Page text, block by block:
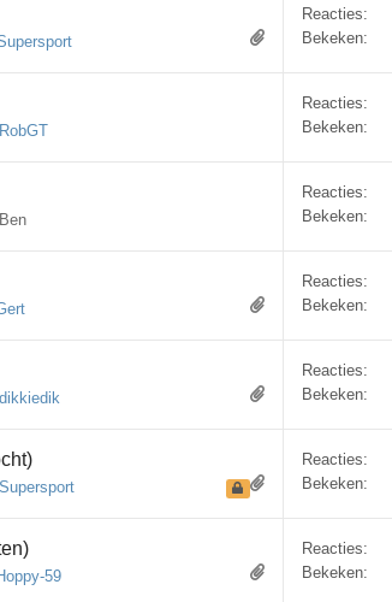
Reacties:
Bekeken:
RobGT
Reacties:
Bekeken:
Ben
Reacties:
Bekeken:
Reacties:
Bekeken:
dikkiedik
Reacties:
Bekeken:
Supersport
Reacties:
Bekeken:
59
Reacties:
Bekeken: